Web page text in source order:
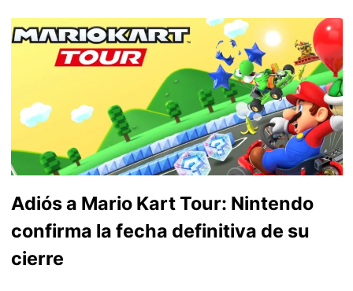
Adiós a Mario Kart Tour: Nintendo
confirma la fecha definitiva de su
cierre